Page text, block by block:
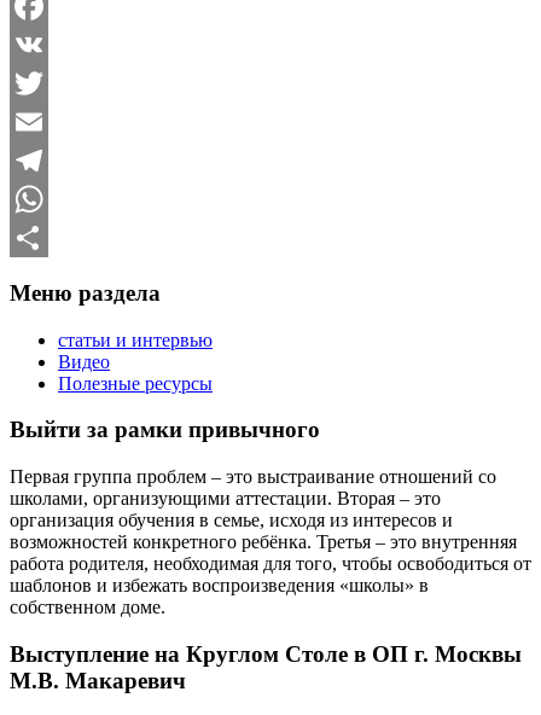
Facebook
VK
Twitter
Email
Telegram
WhatsApp
Меню раздела
статьи и интервью
Видео
Полезные ресурсы
Выйти за рамки привычного
Первая группа проблем – это выстраивание отношений со
школами, организующими аттестации. Вторая – это
организация обучения в семье, исходя из интересов и
возможностей конкретного ребёнка. Третья – это внутренняя
работа родителя, необходимая для того, чтобы освободиться от
шаблонов и избежать воспроизведения «школы» в
собственном доме.
Выступление на Круглом Столе в ОП г. Москвы
М.В. Макаревич